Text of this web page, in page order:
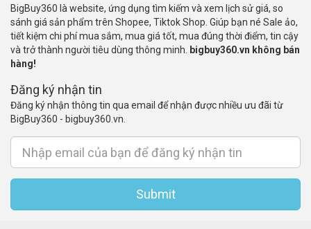
BigBuy360 là website, ứng dụng tìm kiếm và xem lịch sử giá, so
sánh giá sản phẩm trên Shopee, Tiktok Shop. Giúp bạn né Sale ảo,
tiết kiệm chi phí mua sắm, mua giá tốt, mua đúng thời điểm, tin cậy
và trở thành người tiêu dùng thông minh.
bigbuy360.vn không bán
hàng!
Đăng ký nhận tin
Đăng ký nhận thông tin qua email để nhận được nhiều ưu đãi từ
BigBuy360 - bigbuy360.vn.
Submit